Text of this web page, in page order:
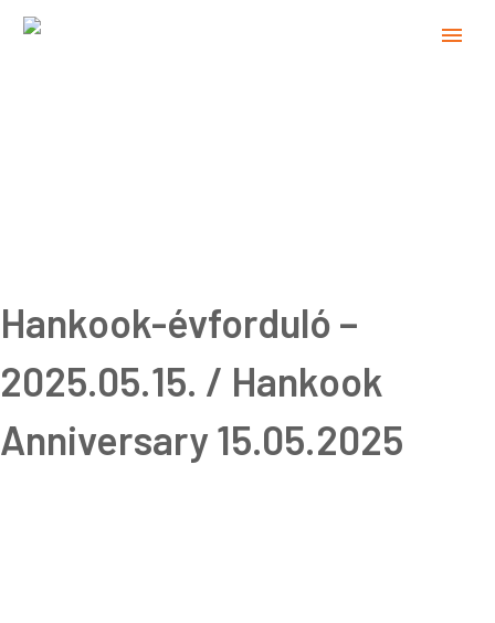
Hankook-évforduló –
2025.05.15. / Hankook
Anniversary 15.05.2025